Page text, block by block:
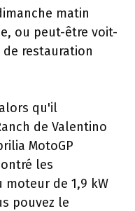
matin
ou peut-être voit-
restauration
alors qu'il
de Valentino
MotoGP
les
de 1,9 kW
pouvez le